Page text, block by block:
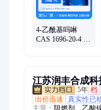
4-乙酰基吗啉
CAS 1696-20-4 合
江苏润丰合成科
5年 档
出价迅速
真实性已
主营： 阻燃剂、乙酸